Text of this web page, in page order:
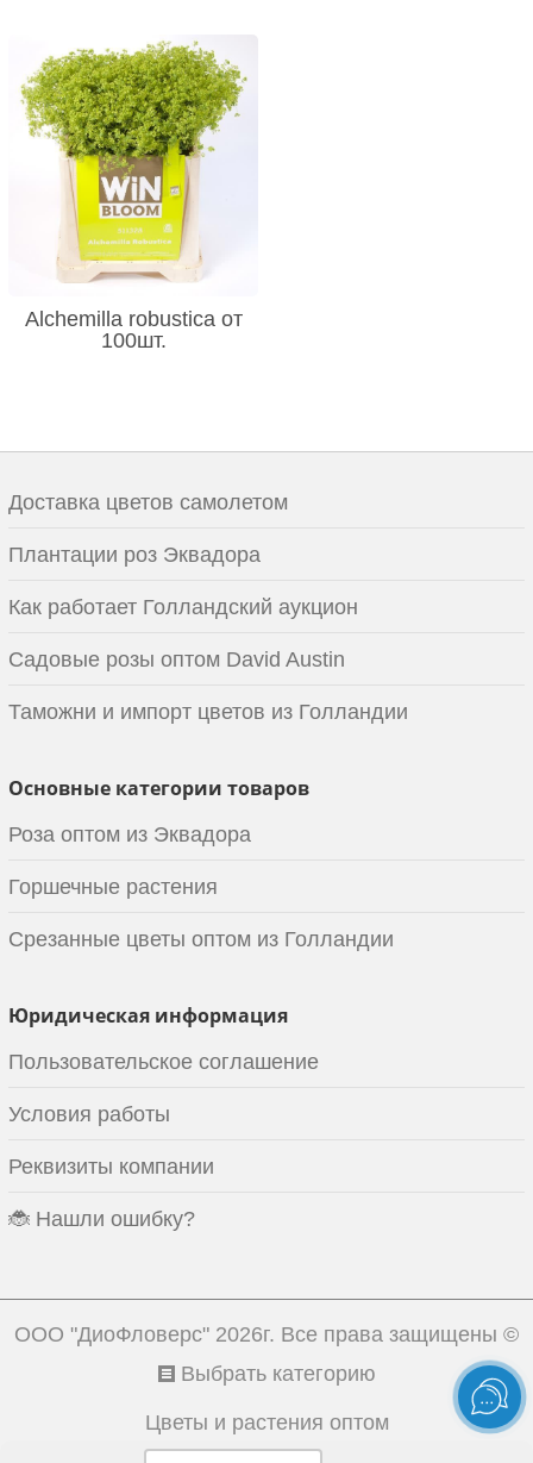
Alchemilla robustica от
100шт.
Доставка цветов самолетом
Плантации роз Эквадора
Как работает Голландский аукцион
Садовые розы оптом David Austin
Таможни и импорт цветов из Голландии
Основные категории товаров
Роза оптом из Эквадора
Горшечные растения
Срезанные цветы оптом из Голландии
Юридическая информация
Пользовательское соглашение
Условия работы
Реквизиты компании
🐞 Нашли ошибку?
ООО "ДиоФловерс" 2026г. Все права защищены ©
Выбрать категорию
Цветы и растения оптом